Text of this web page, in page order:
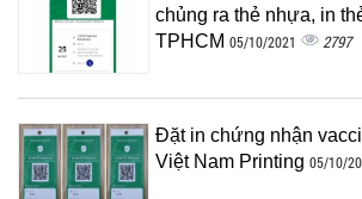
chủng ra thẻ nhựa, in
TPHCM 05/10/2021 2797
Đặt in chứng nhận
Việt Nam Printing 05/10/